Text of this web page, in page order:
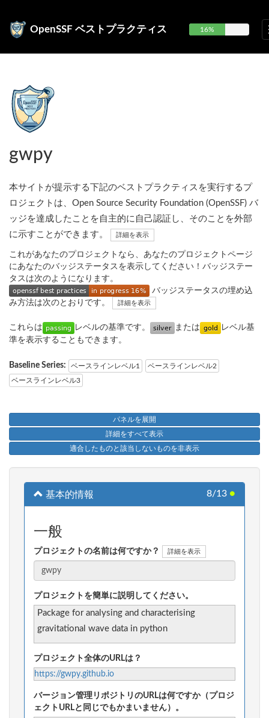
OpenSSF ベストプラクティス 16%
gwpy
本サイトが提示する下記のベストプラクティスを実行するプ
ロジェクトは、Open Source Security Foundation (OpenSSF) バ
ッジを達成したことを自主的に自己認証し、そのことを外部
に示すことができます。
詳細を表示
これがあなたのプロジェクトなら、あなたのプロジェクトページ
にあなたのバッジステータスを表示してください！バッジステー
タスは次のようになります。
バッジステータスの埋め込
み方法は次のとおりです。
詳細を表示
これらは レベルの基準です。 または
レベル基
準を表示することもできます。
Baseline Series: ベースラインレベル1
ベースラインレベル2
ベースラインレベル3
パネルを展開
詳細をすべて表示
適合したものと該当しないものを非表示
基本的情報 8/13 ●
一般
プロジェクトの名前は何ですか？ 詳細を表示
プロジェクトを簡単に説明してください。
Package for analysing and characterising
gravitational wave data in python
プロジェクト全体のURLは？
https://gwpy.github.io
バージョン管理リポジトリのURLは何ですか（プロジ
ェクトURLと同じでもかまいません）。